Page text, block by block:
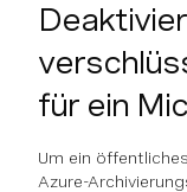
für ein
Um ein
Azure-